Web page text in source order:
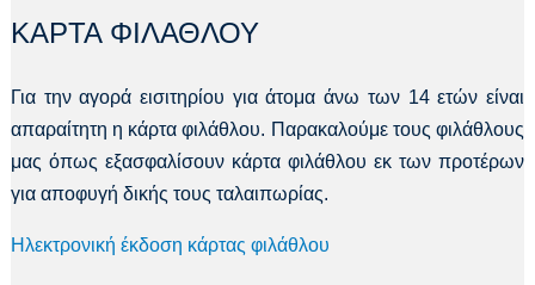
ΚΑΡΤΑ ΦΙΛΑΘΛΟΥ
Για την αγορά εισιτηρίου για άτομα άνω των 14 ετών είναι
απαραίτητη η κάρτα φιλάθλου. Παρακαλούμε τους φιλάθλους
μας όπως εξασφαλίσουν κάρτα φιλάθλου εκ των προτέρων
για αποφυγή δικής τους ταλαιπωρίας.
Ηλεκτρονική έκδοση κάρτας φιλάθλου